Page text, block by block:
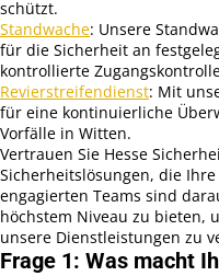
schützt.
Standwache: Unsere
für die Sicherheit an
kontrollierte
Revierstreifendienst: Mit
für eine kontinuierliche
Vorfälle in Witten.
Vertrauen Sie Hesse
Sicherheitslösungen, die
engagierten Teams sind
höchstem Niveau zu bieten,
unsere Dienstleistungen zu
Frage 1: Was macht